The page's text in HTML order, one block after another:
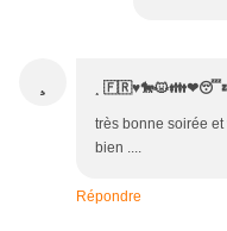
¸
très bonne soirée
bien ....
Répondre